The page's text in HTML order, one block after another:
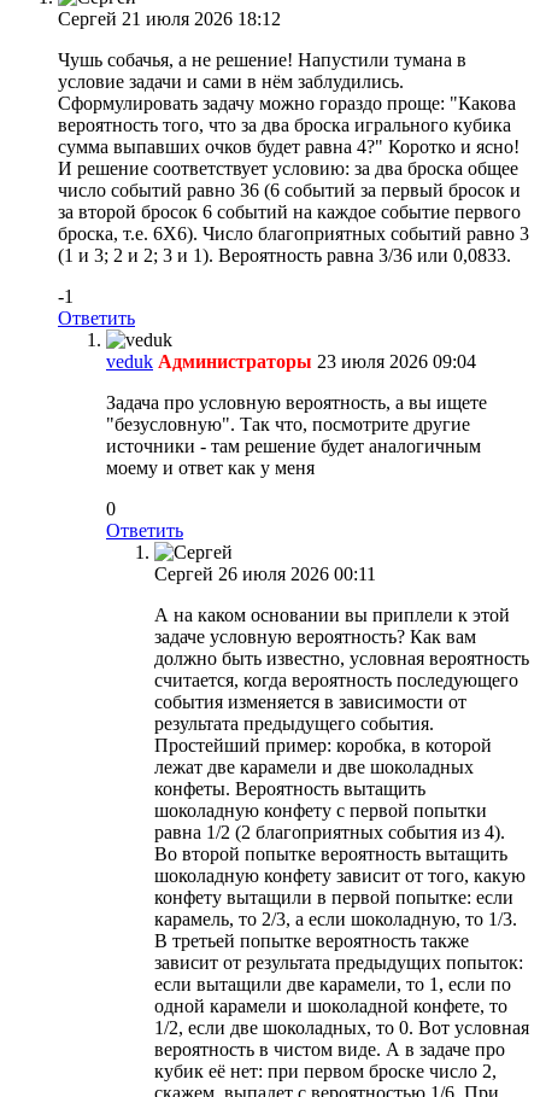
Сергей 21 июля 2026 18:12
Чушь собачья, а не решение! Напустили тумана в
условие задачи и сами в нём заблудились.
Сформулировать задачу можно гораздо проще: "Какова
вероятность того, что за два броска игрального кубика
сумма выпавших очков будет равна 4?" Коротко и ясно!
И решение соответствует условию: за два броска общее
число событий равно 36 (6 событий за первый бросок и
за второй бросок 6 событий на каждое событие первого
броска, т.е. 6Х6). Число благоприятных событий равно 3
(1 и 3; 2 и 2; 3 и 1). Вероятность равна 3/36 или 0,0833.
-1
Ответить
veduk Администраторы 23 июля 2026 09:04
Задача про условную вероятность, а вы ищете
"безусловную". Так что, посмотрите другие
источники - там решение будет аналогичным
моему и ответ как у меня
0
Ответить
Сергей 26 июля 2026 00:11
А на каком основании вы приплели к этой
задаче условную вероятность? Как вам
должно быть известно, условная вероятность
считается, когда вероятность последующего
события изменяется в зависимости от
результата предыдущего события.
Простейший пример: коробка, в которой
лежат две карамели и две шоколадных
конфеты. Вероятность вытащить
шоколадную конфету с первой попытки
равна 1/2 (2 благоприятных события из 4).
Во второй попытке вероятность вытащить
шоколадную конфету зависит от того, какую
конфету вытащили в первой попытке: если
карамель, то 2/3, а если шоколадную, то 1/3.
В третьей попытке вероятность также
зависит от результата предыдущих попыток:
если вытащили две карамели, то 1, если по
одной карамели и шоколадной конфете, то
1/2, если две шоколадных, то 0. Вот условная
вероятность в чистом виде. А в задаче про
кубик её нет: при первом броске число 2,
скажем, выпадет с вероятностью 1/6. При